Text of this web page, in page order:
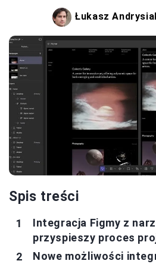
Łukasz
Spis treści
Integracja Figmy z
przyspieszy proces
Nowe możliwości